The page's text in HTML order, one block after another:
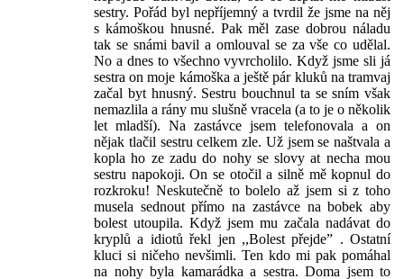
sestry. Pořád byl nepříjemný a tvrdil že jsme na něj
s kámoškou hnusné. Pak měl zase dobrou náladu
tak se snámi bavil a omlouval se za vše co udělal.
No a dnes to všechno vyvrcholilo. Když jsme sli já
sestra on moje kámoška a ještě pár kluků na tramvaj
začal byt hnusný. Sestru bouchnul ta se sním však
nemazlila a rány mu slušně vracela (a to je o několik
let mladší). Na zastávce jsem telefonovala a on
nějak tlačil sestru celkem zle. Už jsem se naštvala a
kopla ho ze zadu do nohy se slovy at necha mou
sestru napokoji. On se otočil a silně mě kopnul do
rozkroku! Neskutečně to bolelo až jsem si z toho
musela sednout přímo na zastávce na bobek aby
bolest utoupila. Když jsem mu začala nadávat do
kryplů a idiotů řekl jen ,,Bolest přejde” . Ostatní
kluci si ničeho nevšimli. Ten kdo mi pak pomáhal
na nohy byla kamarádka a sestra. Doma jsem to